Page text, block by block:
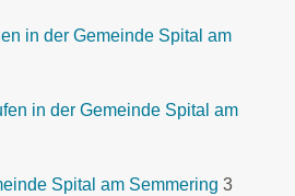
in der Gemeinde Spital am
in der Gemeinde Spital am
Spital am Semmering 3